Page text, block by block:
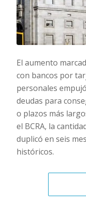
El aumento
con bancos por
personales
deudas para
o plazos más
el BCRA, la
duplicó en seis
históricos.